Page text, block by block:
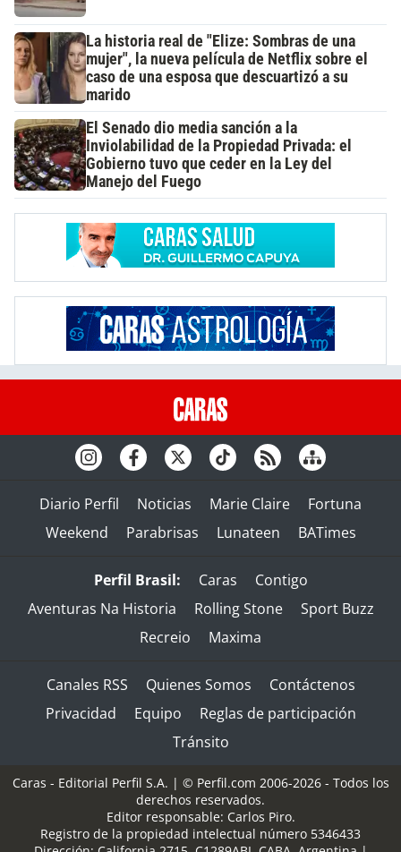
La historia real de "Elize: Sombras de una
mujer", la nueva película de Netflix sobre el
caso de una esposa que descuartizó a su
marido
El Senado dio media sanción a la
Inviolabilidad de la Propiedad Privada: el
Gobierno tuvo que ceder en la Ley del
Manejo del Fuego
Diario Perfil Noticias Marie Claire
Fortuna
Weekend
Parabrisas Lunateen BATimes
Perfil Brasil: Caras
Contigo
Aventuras Na Historia
Rolling Stone
Sport Buzz
Recreio
Maxima
Canales RSS Quienes Somos
Contáctenos
Privacidad
Equipo
Reglas de participación
Tránsito
Caras - Editorial Perfil S.A. | © Perfil.com 2006-2026 - Todos los
derechos reservados.
Editor responsable: Carlos Piro.
Registro de la propiedad intelectual número 5346433